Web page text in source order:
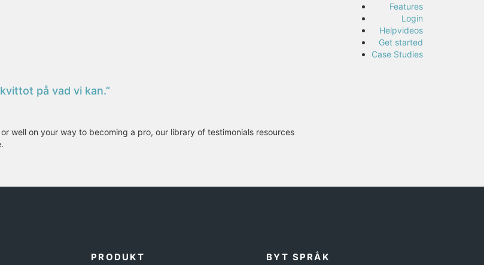
Features
Login
Helpvideos
Get started
Case Studies
på vad vi kan.”
well on your way to becoming a pro, our library of testimonials resources
PRODUKT BYT SPRÅK